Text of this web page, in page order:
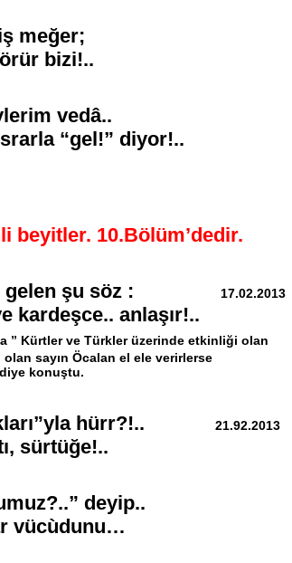
meğer;
bizi!..
vedâ..
“gel!” diyor!..
beyitler. 10.Bölüm’dedir.
gelen şu söz :17.02.2013
kardeşce.. anlaşır!..
” Kürtler ve Türkler üzerinde etkinliği olan
sayın Öcalan el ele verirlerse
konuştu.
hakları”yla hürr?!..21.92.2013
sürtüğe!..
deyip..
vücùdunu…